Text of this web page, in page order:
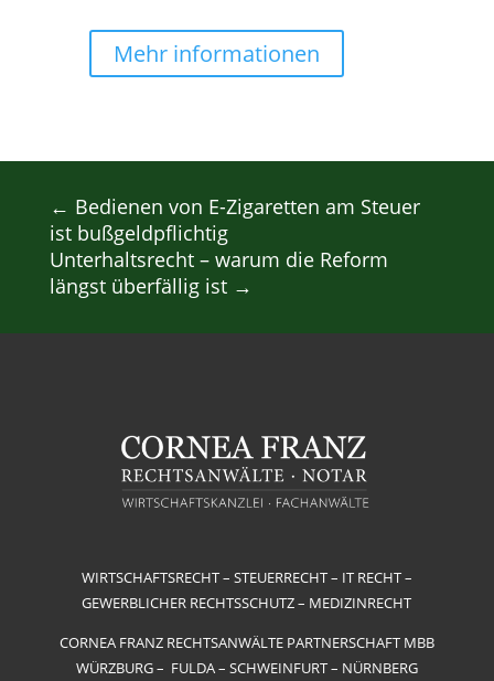
Mehr informationen
← Bedienen von E-Zigaretten am Steuer
ist bußgeldpflichtig
Unterhaltsrecht – warum die Reform
längst überfällig ist→
WIRTSCHAFTSRECHT – STEUERRECHT – IT RECHT –
GEWERBLICHER RECHTSSCHUTZ – MEDIZINRECHT
CORNEA FRANZ RECHTSANWÄLTE PARTNERSCHAFT MBB
WÜRZBURG – FULDA – SCHWEINFURT – NÜRNBERG